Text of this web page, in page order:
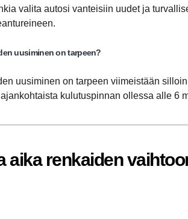
valita autosi vanteisiin uudet ja
uusiminen on tarpeen?
uusiminen on tarpeen viimeistään
kulutuspinnan ollessa alle 6
aika renkaiden